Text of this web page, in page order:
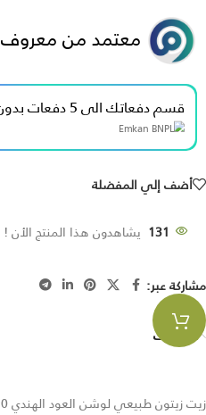
معتمد من معروف
قسم دفعاتك الى 5 دفعات بدون فوائد بقيمة 100.00 ﷼
أضف إلي المفضلة
131 يشاهدون هذا المنتج الأن !
مشاركة عبر:
الوصف
زيت زيتون طبيعي لوشن العود الهندي 250 مل